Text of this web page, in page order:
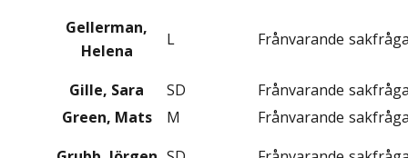
Gellerman,
Helena
L Frånvarande
Gille, Sara SD Frånvarande
Green, Mats
M Frånvarande